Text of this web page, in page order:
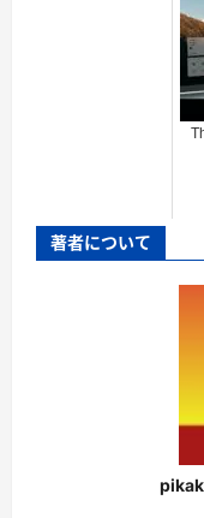
著者について